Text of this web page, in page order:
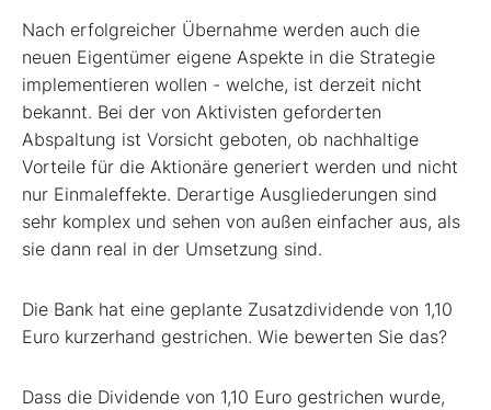
Nach erfolgreicher Übernahme werden auch die
neuen Eigentümer eigene Aspekte in die Strategie
implementieren wollen - welche, ist derzeit nicht
bekannt. Bei der von Aktivisten geforderten
Abspaltung ist Vorsicht geboten, ob nachhaltige
Vorteile für die Aktionäre generiert werden und nicht
nur Einmaleffekte. Derartige Ausgliederungen sind
sehr komplex und sehen von außen einfacher aus, als
sie dann real in der Umsetzung sind.
Die Bank hat eine geplante Zusatzdividende von 1,10
Euro kurzerhand gestrichen. Wie bewerten Sie das?
Dass die Dividende von 1,10 Euro gestrichen wurde,